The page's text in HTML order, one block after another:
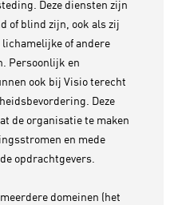
Deze diensten zijn
of blind zijn, ook als zij
of andere
Persoonlijk en
ook bij Visio terecht
Deze
de organisatie te maken
en mede
opdrachtgevers.
domeinen (het